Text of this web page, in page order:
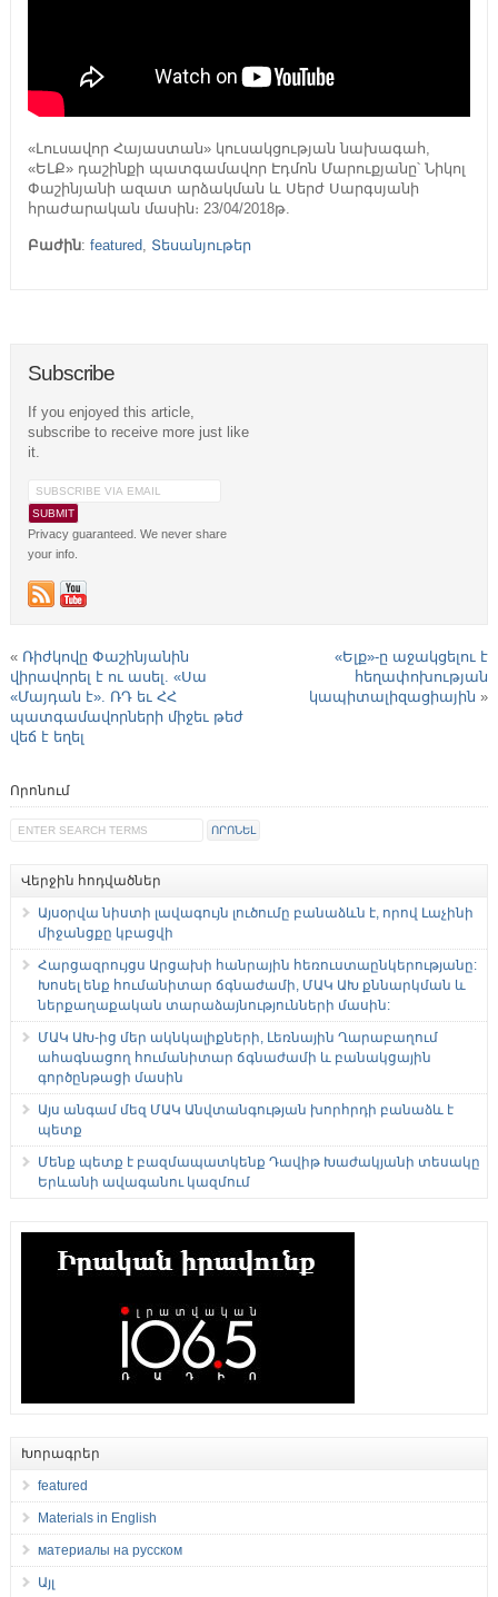
«Լուսավոր Հայաստան» կուսակցության նախագահ,
«ԵԼՔ» դաշինքի պատգամավոր Էդմոն Մարուքյանը՝ Նիկոլ
Փաշինյանի ազատ արձակման և Սերժ Սարգսյանի
հրաժարական մասին։ 23/04/2018թ.
Բաժին: featured, Տեսանյութեր
Subscribe
If you enjoyed this article,
subscribe to receive more just like
it.
Privacy guaranteed. We never share
your info.
« Ռիժկովը Փաշինյանին
վիրավորել է ու ասել. «Սա
«Մայդան է». ՌԴ եւ ՀՀ
պատգամավորների միջեւ թեժ
վեճ է եղել
«Ելք»-ը աջակցելու է
հեղափոխության
կապիտալիզացիային »
Որոնում
Վերջին հոդվածներ
Այսօրվա նիստի լավագույն լուծումը բանաձևն է, որով Լաչինի
միջանցքը կբացվի
Հարցազրույցս Արցախի հանրային հեռուստաընկերությանը:
Խոսել ենք հումանիտար ճգնաժամի, ՄԱԿ ԱԽ քննարկման և
ներքաղաքական տարաձայնությունների մասին:
ՄԱԿ ԱԽ-ից մեր ակնկալիքների, Լեռնային Ղարաբաղում
ահագնացող հումանիտար ճգնաժամի և բանակցային
գործընթացի մասին
Այս անգամ մեզ ՄԱԿ Անվտանգության խորհրդի բանաձև է
պետք
Մենք պետք է բազմապատկենք Դավիթ Խաժակյանի տեսակը
Երևանի ավագանու կազմում
Խորագրեր
featured
Materials in English
материалы на русском
Այլ